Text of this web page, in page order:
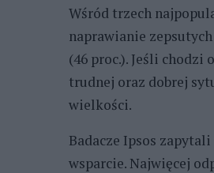
Wśród trzech
naprawianie
(46 proc.). Jeśli
trudnej oraz dobrej
wielkości.
Badacze Ipsos
wsparcie. Najwięcej